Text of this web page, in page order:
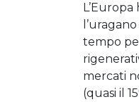
tempo
mercati
(quasi il